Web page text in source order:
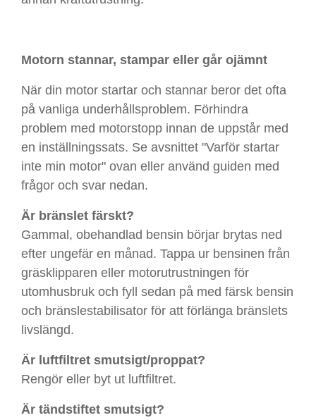
Motorn stannar, stampar eller går ojämnt
När din motor startar och stannar beror det ofta
på vanliga underhållsproblem. Förhindra
problem med motorstopp innan de uppstår med
en inställningssats. Se avsnittet "Varför startar
inte min motor" ovan eller använd guiden med
frågor och svar nedan.
Är bränslet färskt?
Gammal, obehandlad bensin börjar brytas ned
efter ungefär en månad. Tappa ur bensinen från
gräsklipparen eller motorutrustningen för
utomhusbruk och fyll sedan på med färsk bensin
och bränslestabilisator för att förlänga bränslets
livslängd.
Är luftfiltret smutsigt/proppat?
Rengör eller byt ut luftfiltret.
Är tändstiftet smutsigt?